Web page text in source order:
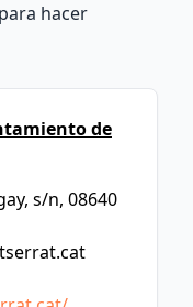
hacer
de
s/n, 08640